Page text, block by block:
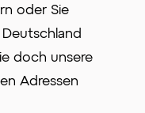
oder Sie
doch unsere
Adressen